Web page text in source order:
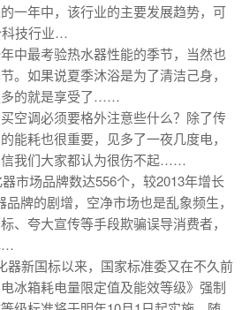
一年中，该行业的主要发展趋势，可
科技行业…
最考验热水器性能的季节，当然也
。如果说夏季沐浴是为了清洁己身，
多的就是享受了……
调必须要格外注意些什么？除了传
能耗也很重要，见多了一夜几度电，
我们大家都认为很伤不起……
场品牌数达556个，较2013年增长
牌的剧增，空净市场也是乱象频生，
、夸大宣传等手段欺骗误导消费者，
…
新国标以来，国家标准委又在不久前
冰箱耗电量限定值及能效等级》强制